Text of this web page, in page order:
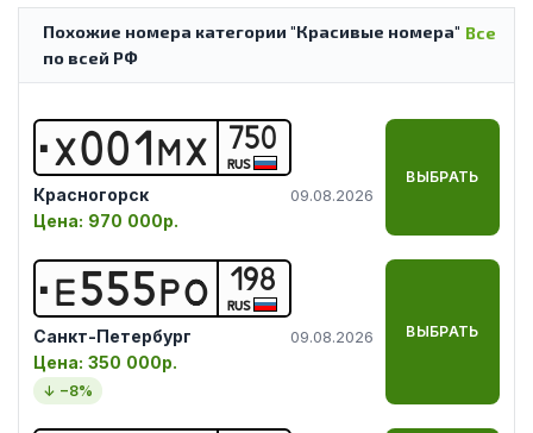
Все
Похожие номера категории "Красивые номера"
по всей РФ
Х001 МХ 750
RUS
Красногорск 09.08.2026
Цена: 970 000р.
ВЫБРАТЬ
Е555РО 198
RUS
Санкт-Петербург 09.08.2026
Цена: 350 000р.
↓ −8%
ВЫБРАТЬ